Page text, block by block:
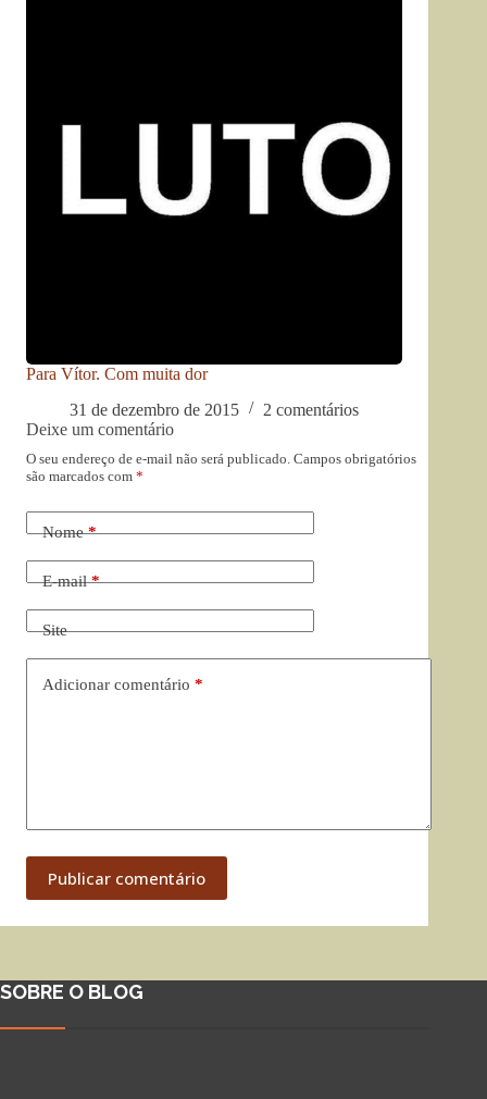
Para Vítor. Com muita dor
31 de dezembro de 2015
2 comentários
Deixe um comentário
O seu endereço de e-mail não será publicado. Campos obrigatórios
são marcados com *
Nome*
E-mail*
Site
Adicionar comentário *
Publicar comentário
SOBRE O BLOG